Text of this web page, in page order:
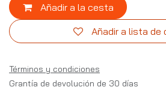
Añadir a la cesta
Añadir a lista de
Términos y condiciones
Grantía de devolución de 30 días